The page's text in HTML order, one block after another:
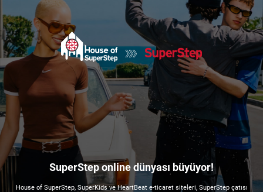
SuperStep online dünyası büyüyor!
House of SuperStep, SuperKids ve HeartBeat e-ticaret siteleri, SuperStep çatısı